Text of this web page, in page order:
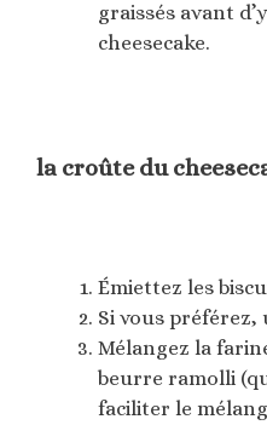
graissés avant
cheesecake.
la croûte du
Émiettez les
Si vous préférez,
Mélangez la
beurre ramolli
faciliter le